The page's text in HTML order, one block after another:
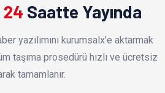
24 Saatte Yayında
yazılımını kurumsalx'e aktarmak
taşıma prosedürü hızlı ve ücretsiz
tamamlanır.